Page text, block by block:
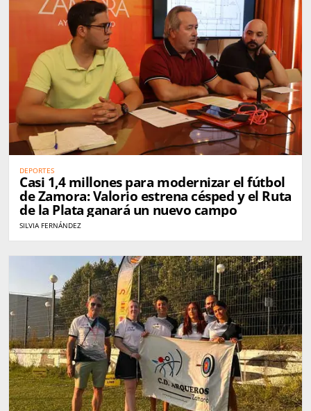
DEPORTES
Casi 1,4 millones para modernizar el fútbol
de Zamora: Valorio estrena césped y el Ruta
de la Plata ganará un nuevo campo
SILVIA FERNÁNDEZ